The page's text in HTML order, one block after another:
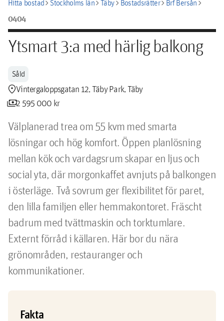
Hitta bostadchevron_rightStockholms länchevron_rightTäbychevron_rightBostadsrätterchevron_rightBrf Bersånchevron_right
0404
Ytsmart 3:a med härlig balkong
Såld
location_pinVintergaloppsgatan 12, Täby Park, Täby
payments2 595 000 kr
Välplanerad trea om 55 kvm med smarta
lösningar och hög komfort. Öppen planlösning
mellan kök och vardagsrum skapar en ljus och
social yta, där morgonkaffet avnjuts på balkongen
i österläge. Två sovrum ger flexibilitet för paret,
den lilla familjen eller hemmakontoret. Fräscht
badrum med tvättmaskin och torktumlare.
Externt förråd i källaren. Här bor du nära
grönområden, restauranger och
kommunikationer.
Fakta